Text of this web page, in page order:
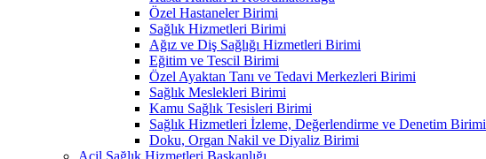
Özel Hastaneler Birimi
Sağlık Hizmetleri Birimi
Ağız ve Diş Sağlığı Hizmetleri Birimi
Eğitim ve Tescil Birimi
Özel Ayaktan Tanı ve Tedavi Merkezleri Birimi
Sağlık Meslekleri Birimi
Kamu Sağlık Tesisleri Birimi
Sağlık Hizmetleri İzleme, Değerlendirme ve Denetim Birimi
Doku, Organ Nakil ve Diyaliz Birimi
Acil Sağlık Hizmetleri Başkanlığı